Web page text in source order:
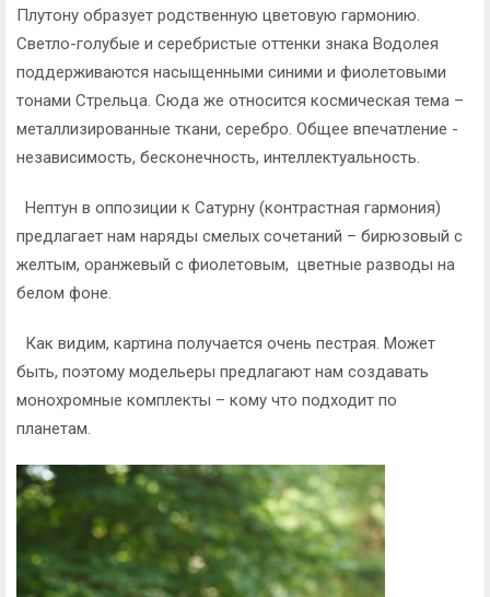
Плутону образует родственную цветовую гармонию.
Светло-голубые и серебристые оттенки знака Водолея
поддерживаются насыщенными синими и фиолетовыми
тонами Стрельца. Сюда же относится космическая тема –
металлизированные ткани, серебро. Общее впечатление -
независимость, бесконечность, интеллектуальность.
Нептун в оппозиции к Сатурну (контрастная гармония)
предлагает нам наряды смелых сочетаний – бирюзовый с
желтым, оранжевый с фиолетовым, цветные разводы на
белом фоне.
Как видим, картина получается очень пестрая. Может
быть, поэтому модельеры предлагают нам создавать
монохромные комплекты – кому что подходит по
планетам.